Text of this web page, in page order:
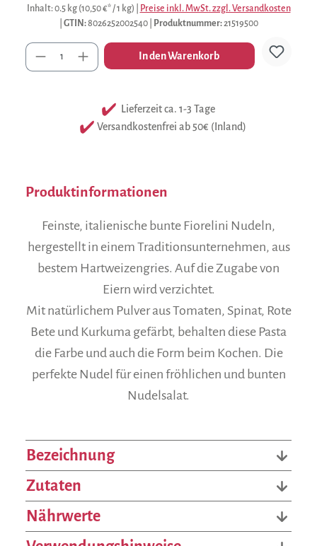
Inhalt: 0.5 kg (10,50 €* / 1 kg)
Preise inkl. MwSt. zzgl. Versandkosten
GTIN:8026252002540 Produktnummer:21519500
Anzahl In den Warenkorb
Lieferzeit ca. 1-3 Tage
Versandkostenfrei ab 50€ (Inland)
Produktinformationen
Feinste, italienische bunte Fiorelini Nudeln,
hergestellt in einem Traditionsunternehmen, aus
bestem Hartweizengries. Auf die Zugabe von
Eiern wird verzichtet.
Mit natürlichem Pulver aus Tomaten, Spinat, Rote
Bete und Kurkuma gefärbt, behalten diese Pasta
die Farbe und auch die Form beim Kochen. Die
perfekte Nudel für einen fröhlichen und bunten
Nudelsalat.
Bezeichnung
Zutaten
Nährwerte